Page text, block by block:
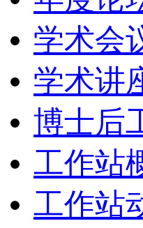
学术会
学术讲
博士后
工作站
工作站